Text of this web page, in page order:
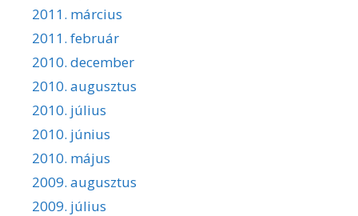
2011. március
2011. február
2010. december
2010. augusztus
2010. július
2010. június
2010. május
2009. augusztus
2009. július